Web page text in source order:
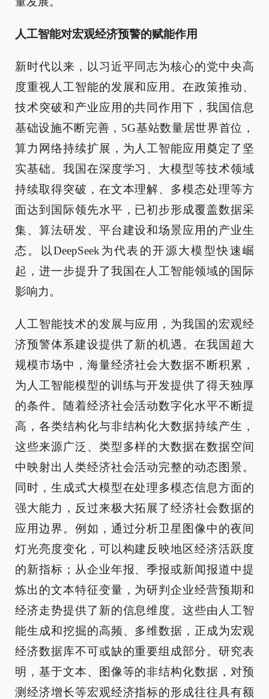
人工智能对宏观经济预警的赋能作用
新时代以来，以习近平同志为核心的党中央高
度重视人工智能的发展和应用。在政策推动、
技术突破和产业应用的共同作用下，我国信息
基础设施不断完善，5G基站数量居世界首位，
算力网络持续扩展，为人工智能应用奠定了坚
实基础。我国在深度学习、大模型等技术领域
持续取得突破，在文本理解、多模态处理等方
面达到国际领先水平，已初步形成覆盖数据采
集、算法研发、平台建设和场景应用的产业生
态。以DeepSeek为代表的开源大模型快速崛
起，进一步提升了我国在人工智能领域的国际
影响力。
人工智能技术的发展与应用，为我国的宏观经
济预警体系建设提供了新的机遇。在我国超大
规模市场中，海量经济社会大数据不断积累，
为人工智能模型的训练与开发提供了得天独厚
的条件。随着经济社会活动数字化水平不断提
高，各类结构化与非结构化大数据持续产生，
这些来源广泛、类型多样的大数据在数据空间
中映射出人类经济社会活动完整的动态图景。
同时，生成式大模型在处理多模态信息方面的
强大能力，反过来极大拓展了经济社会数据的
应用边界。例如，通过分析卫星图像中的夜间
灯光亮度变化，可以构建反映地区经济活跃度
的新指标；从企业年报、季报或新闻报道中提
炼出的文本特征变量，为研判企业经营预期和
经济走势提供了新的信息维度。这些由人工智
能生成和挖掘的高频、多维数据，正成为宏观
经济数据库不可或缺的重要组成部分。研究表
明，基于文本、图像等的非结构化数据，对预
测经济增长等宏观经济指标的形成往往具有额